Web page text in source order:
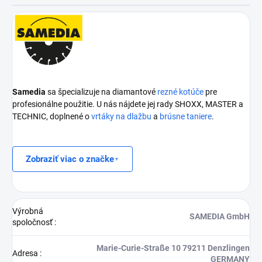
Samedia sa špecializuje na diamantové rezné kotúče pre
profesionálne použitie. U nás nájdete jej rady SHOXX, MASTER a
TECHNIC, doplnené ovrtáky na dlažbu a brúsne taniere.
Zobraziť viac o značke
Výrobná
spoločnosť:
SAMEDIA GmbH
Adresa :
Marie-Curie-Straße 10 79211 Denzlingen
GERMANY